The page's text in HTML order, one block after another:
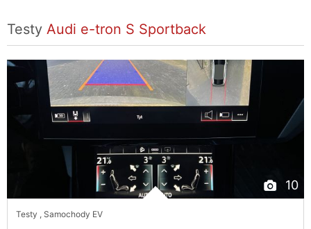
Testy Audi e-tron S Sportback
10
Testy , Samochody EV